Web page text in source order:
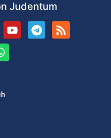
Judentum